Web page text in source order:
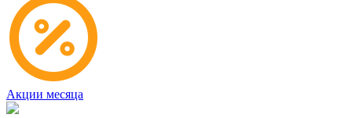
Акции месяца